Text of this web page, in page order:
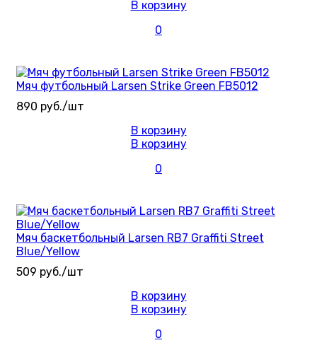
В корзину
0
Мяч футбольный Larsen Strike Green FB5012
890 руб./шт
В корзину
В корзину
0
Мяч баскетбольный Larsen RB7 Graffiti Street
Blue/Yellow
509 руб./шт
В корзину
В корзину
0